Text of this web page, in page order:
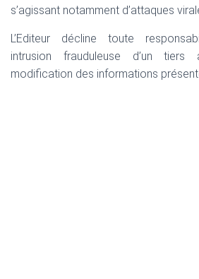
s’agissant notamment d’attaques
L’Editeur décline toute
intrusion frauduleuse d’un tiers
modification des informations